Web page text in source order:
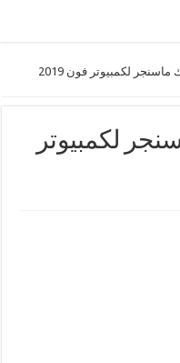
تحميل برنامج كيك ماسنجر لكمبيوتر فون 2019
لكمبيوتر